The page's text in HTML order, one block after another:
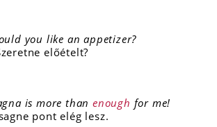
you like an appetizer?
előételt?
is more thanenough for me!
pont elég lesz.